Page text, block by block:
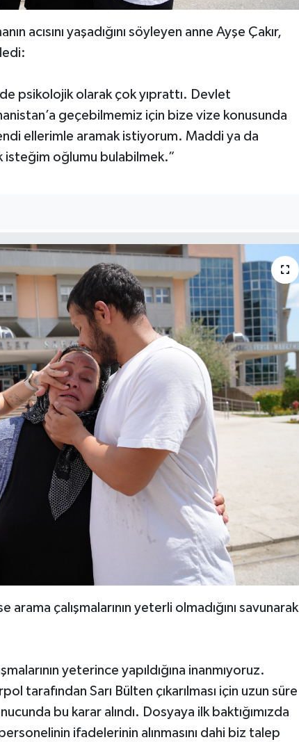
acısını yaşadığını söyleyen anne Ayşe Çakır,
psikolojik olarak çok yıprattı. Devlet
geçebilmemiz için bize vize konusunda
ellerimle aramak istiyorum. Maddi ya da
isteğim oğlumu bulabilmek.”
arama çalışmalarının yeterli olmadığını savunarak
yeterince yapıldığına inanmıyoruz.
tarafından Sarı Bülten çıkarılması için uzun süre
bu karar alındı. Dosyaya ilk baktığımızda
ifadelerinin alınmasını dahi biz talep